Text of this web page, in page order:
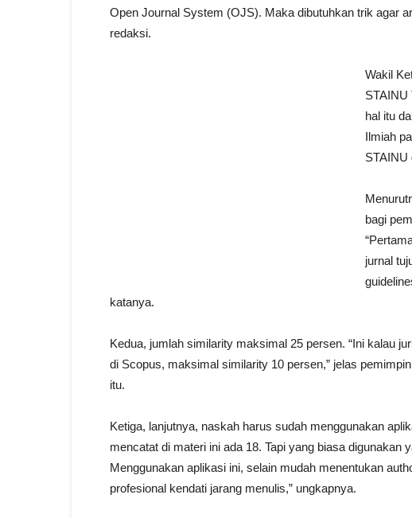
Open Journal System (OJS). Maka dibutuhkan trik agar
redaksi.
Wakil
STAINU
hal itu
Ilmiah
STAINU
bagi
jurnal
katanya.
Kedua, jumlah similarity maksimal 25 persen. “Ini kalau
di Scopus, maksimal similarity 10 persen,” jelas
itu.
Ketiga, lanjutnya, naskah harus sudah menggunakan
mencatat di materi ini ada 18. Tapi yang biasa digunakan
Menggunakan aplikasi ini, selain mudah menentukan
profesional kendati jarang menulis,” ungkapnya.